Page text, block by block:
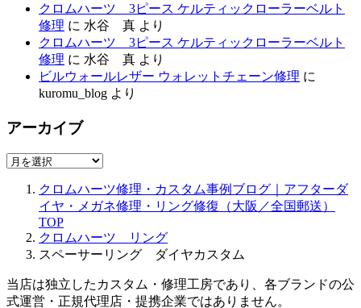
クロムハーツ 3ピース ケルティックローラーベルト
修理 に 水谷 真 より
クロムハーツ 3ピース ケルティックローラーベルト
修理 に 水谷 真 より
ビルウォールレザー ウォレットチェーン修理 に
kuromu_blog より
アーカイブ
ア
クロムハーツ修理・カスタム事例ブログ｜アフターダ
イヤ・メガネ修理・リング修復（大阪／全国郵送）
TOP
クロムハーツ リング
スペーサーリング ダイヤカスタム
当店は独立したカスタム・修理工房であり、各ブランドの公
式運営・正規代理店・提携企業ではありません。